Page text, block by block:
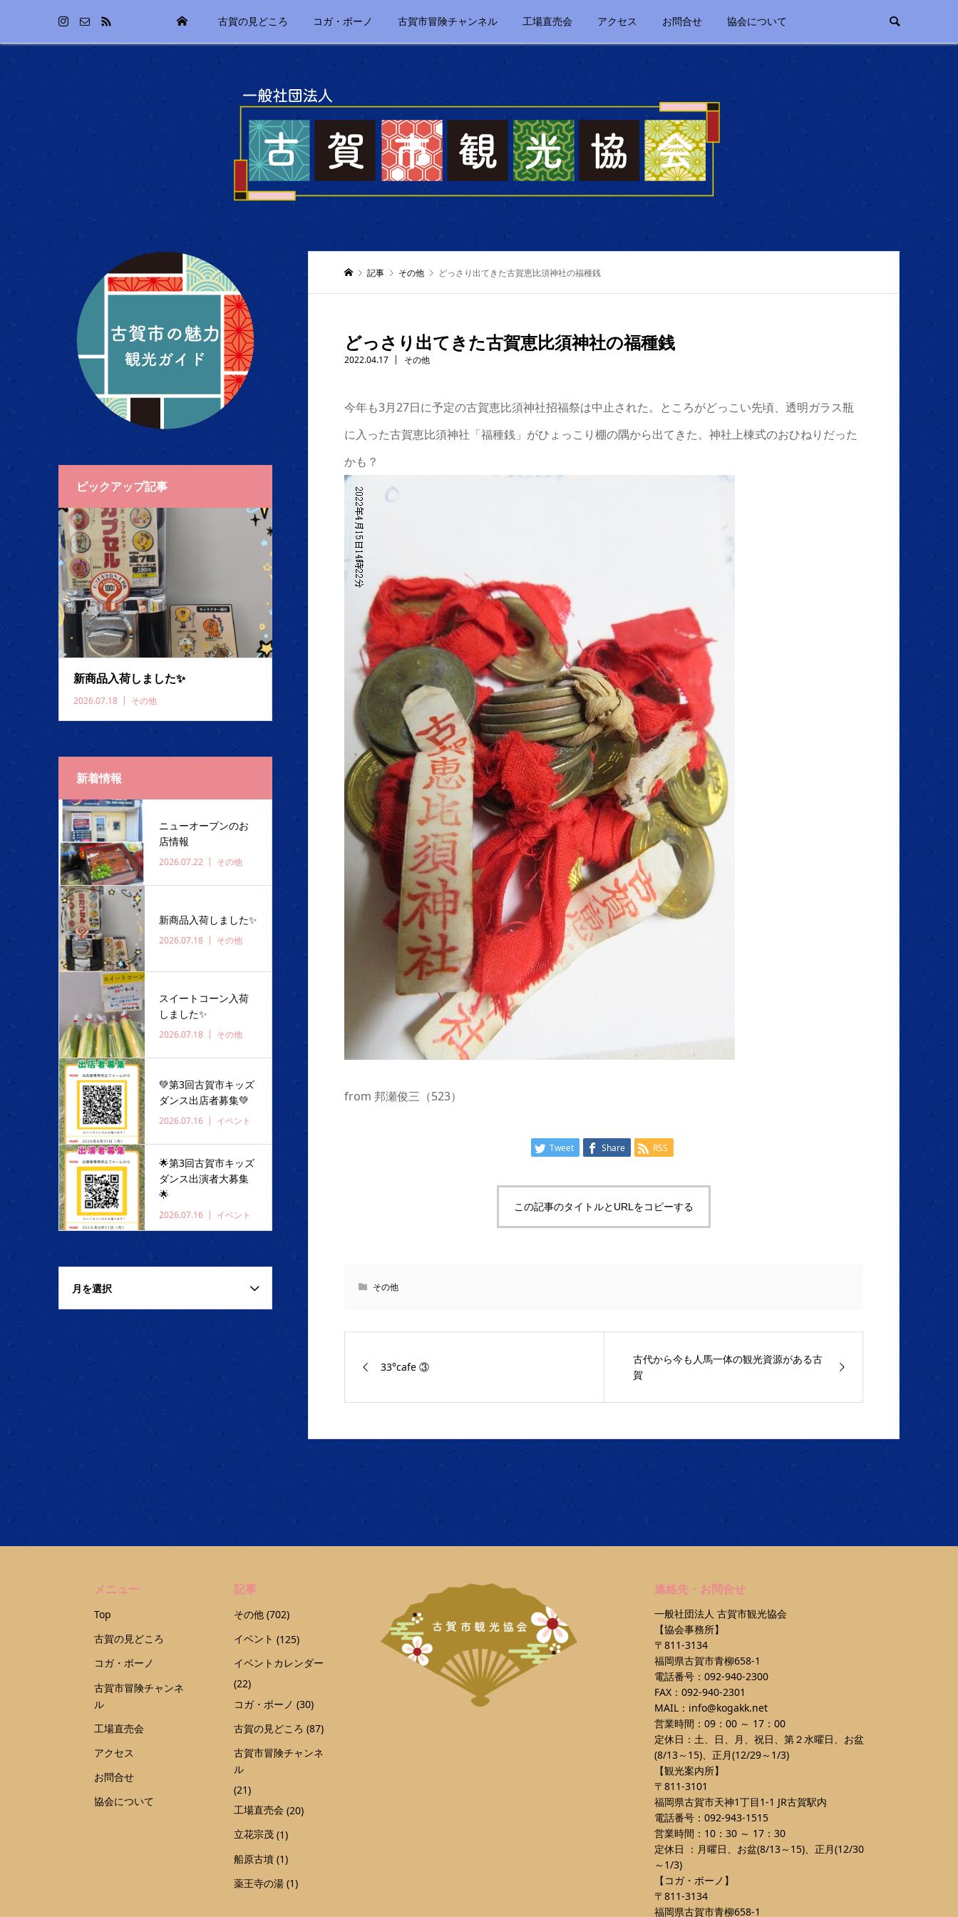
古賀の見どころ コガ・ボーノ 古賀市冒険チャンネル 工場直売会 アクセス お問合せ 協会について
記事 その他 どっさり出てきた古賀恵比須神社の福種銭
どっさり出てきた古賀恵比須神社の福種銭
2022.04.17 その他
今年も3月27日に予定の古賀恵比須神社招福祭は中止された。ところがどっこい先頃、透明ガラス瓶
に入った古賀恵比須神社「福種銭」がひょっこり棚の隅から出てきた。神社上棟式のおひねりだった
かも？
from 邦瀬俊三（523）
Tweet Share RSS
この記事のタイトルとURLをコピーする
その他
33°cafe ③
古代から今も人馬一体の観光資源がある古
賀
ピックアップ記事
新商品入荷しました✨️
2026.07.18 その他
新着情報
ニューオープンのお
店情報
2026.07.22 その他
新商品入荷しました✨️
2026.07.18 その他
スイートコーン入荷
しました✨️
2026.07.18 その他
💚第3回古賀市キッズ
ダンス出店者募集💚
2026.07.16 イベント
🌟第3回古賀市キッズ
ダンス出演者大募集
🌟
2026.07.16 イベント
月を選択
メニュー
Top
古賀の見どころ
コガ・ボーノ
古賀市冒険チャンネ
ル
工場直売会
アクセス
お問合せ
協会について
記事
その他 (702)
イベント (125)
イベントカレンダー
(22)
コガ・ボーノ (30)
古賀の見どころ (87)
古賀市冒険チャンネ
ル
(21)
工場直売会 (20)
立花宗茂 (1)
船原古墳 (1)
薬王寺の湯 (1)
連絡先・お問合せ
一般社団法人 古賀市観光協会
【協会事務所】
〒811-3134
福岡県古賀市青柳658-1
電話番号：092-940-2300
FAX：092-940-2301
MAIL：info@kogakk.net
営業時間：09：00 ～ 17：00
定休日：土、日、月、祝日、第２水曜日、お盆
(8/13～15)、正月(12/29～1/3)
【観光案内所】
〒811-3101
福岡県古賀市天神1丁目1-1 JR古賀駅内
電話番号：092-943-1515
営業時間：10：30 ～ 17：30
定休日 ：月曜日、お盆(8/13～15)、正月(12/30
～1/3)
【コガ・ボーノ】
〒811-3134
福岡県古賀市青柳658-1